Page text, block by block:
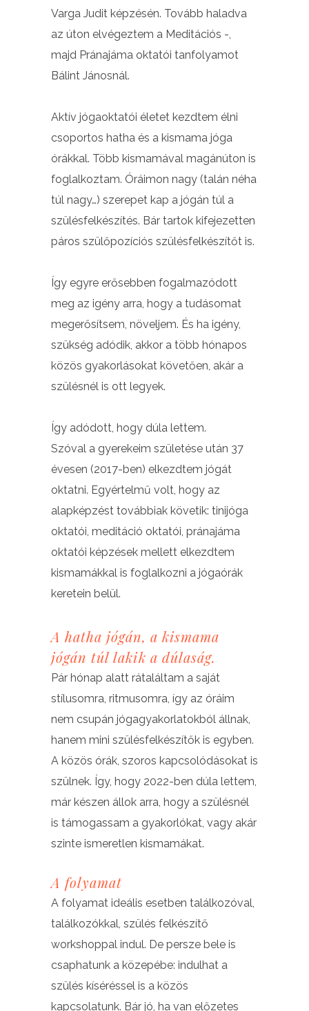
Varga Judit képzésén. Tovább haladva
az úton elvégeztem a Meditációs -,
majd Pránajáma oktatói tanfolyamot
Bálint Jánosnál.
Aktív jógaoktatói életet kezdtem élni
csoportos hatha és a kismama jóga
órákkal. Több kismamával magánúton is
foglalkoztam. Óráimon nagy (talán néha
túl nagy…) szerepet kap a jógán túl a
szülésfelkészítés. Bár tartok kifejezetten
páros szülőpozíciós szülésfelkészítőt is.
Így egyre erősebben fogalmazódott
meg az igény arra, hogy a tudásomat
megerősítsem, növeljem. És ha igény,
szükség adódik, akkor a több hónapos
közös gyakorlásokat követően, akár a
szülésnél is ott legyek.
Így adódott, hogy dúla lettem.
Szóval a gyerekeim születése után 37
évesen (2017-ben) elkezdtem jógát
oktatni. Egyértelmű volt, hogy az
alapképzést továbbiak követik: tinijóga
oktatói, meditáció oktatói, pránajáma
oktatói képzések mellett elkezdtem
kismamákkal is foglalkozni a jógaórák
keretein belül.
A hatha jógán, a kismama
jógán túl lakik a dúlaság.
Pár hónap alatt rátaláltam a saját
stílusomra, ritmusomra, így az óráim
nem csupán jógagyakorlatokból állnak,
hanem mini szülésfelkészítők is egyben.
A közös órák, szoros kapcsolódásokat is
szülnek. Így, hogy 2022-ben dúla lettem,
már készen állok arra, hogy a szülésnél
is támogassam a gyakorlókat, vagy akár
szinte ismeretlen kismamákat.
A folyamat
A folyamat ideális esetben találkozóval,
találkozókkal, szülés felkészítő
workshoppal indul. De persze bele is
csaphatunk a közepébe: indulhat a
szülés kíséréssel is a közös
kapcsolatunk. Bár jó, ha van előzetes